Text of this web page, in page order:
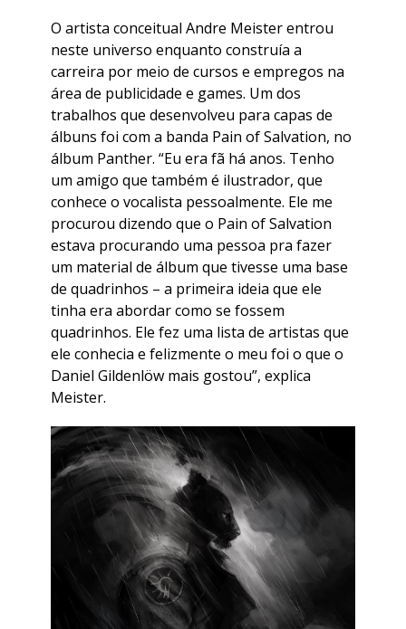
O artista conceitual Andre Meister entrou
neste universo enquanto construía a
carreira por meio de cursos e empregos na
área de publicidade e games. Um dos
trabalhos que desenvolveu para capas de
álbuns foi com a banda Pain of Salvation, no
álbum Panther. “Eu era fã há anos. Tenho
um amigo que também é ilustrador, que
conhece o vocalista pessoalmente. Ele me
procurou dizendo que o Pain of Salvation
estava procurando uma pessoa pra fazer
um material de álbum que tivesse uma base
de quadrinhos – a primeira ideia que ele
tinha era abordar como se fossem
quadrinhos. Ele fez uma lista de artistas que
ele conhecia e felizmente o meu foi o que o
Daniel Gildenlöw mais gostou”, explica
Meister.